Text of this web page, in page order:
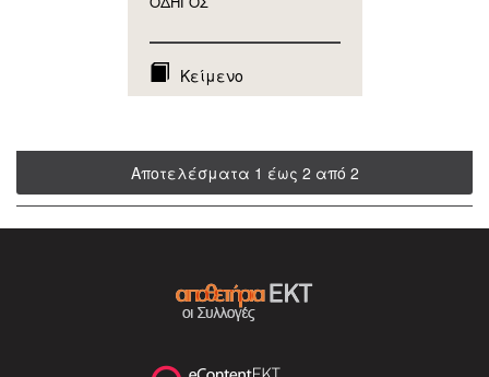
Κείμενο
Αποτελέσματα 1 έως 2 από 2